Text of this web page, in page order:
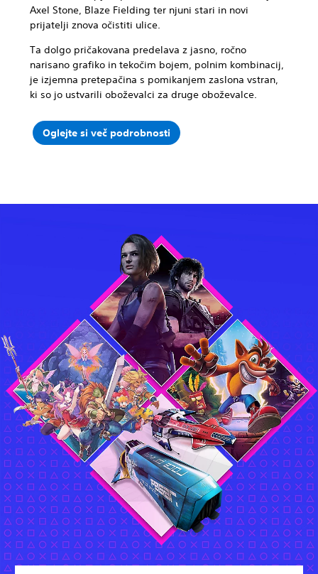
Axel Stone, Blaze Fielding ter njuni stari in novi
prijatelji znova očistiti ulice.
Ta dolgo pričakovana predelava z jasno, ročno
narisano grafiko in tekočim bojem, polnim kombinacij,
je izjemna pretepačina s pomikanjem zaslona vstran,
ki so jo ustvarili oboževalci za druge oboževalce.
Oglejte si več podrobnosti